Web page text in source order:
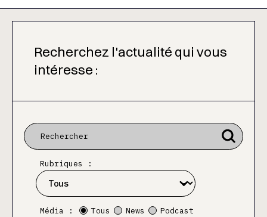
Recherchez l'actualité qui vous
intéresse :
Rubriques :
Média : Tous News
Podcast